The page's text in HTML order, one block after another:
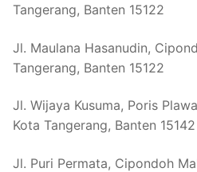
Tangerang, Banten 15122
Jl. Maulana Hasanudin,
Tangerang, Banten 15122
Jl. Wijaya Kusuma, Poris
Kota Tangerang, Banten 15142
Jl. Puri Permata, Cipondoh